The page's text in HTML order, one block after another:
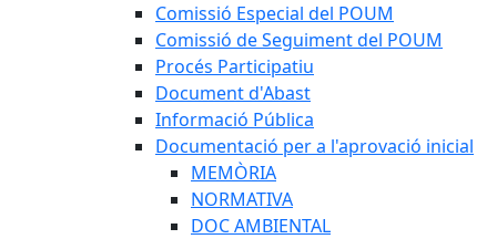
Comissió Especial del POUM
Comissió de Seguiment del POUM
Procés Participatiu
Document d'Abast
Informació Pública
Documentació per a l'aprovació inicial
MEMÒRIA
NORMATIVA
DOC AMBIENTAL